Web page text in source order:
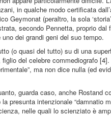
in qualche modo certificata
Geymonat (peraltro, la sola
secondo Pennetta, proprio dal
dei grandi geni del suo tempo.
(o quasi del tutto) su di una
del celebre commediografo
ma non dice nulla (ed
guarda caso, anche Rostand
presunta intenzionale “damnatio
nelle quali lo scienziato è